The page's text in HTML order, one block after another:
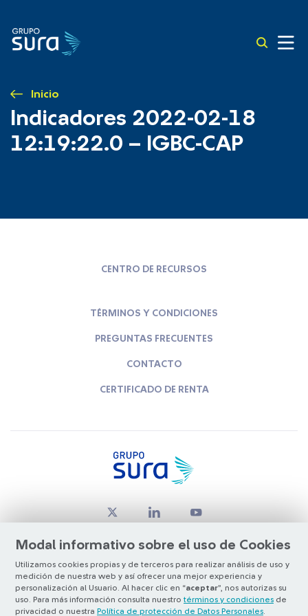
Inicio
Indicadores 2022-02-18
12:19:22.0 – IGBC-CAP
Modal informativo sobre el uso de Cookies
Utilizamos cookies propias y de terceros para realizar análisis de uso y
medición de nuestra web y así ofrecer una mejor experiencia y
personalización al Usuario. Al hacer clic en “aceptar”, nos autorizas su
uso. Para más información consulta nuestro términos y condiciones de
privacidad o nuestra Política de protección de Datos Personales
CENTRO DE RECURSOS
TÉRMINOS Y CONDICIONES
PREGUNTAS FRECUENTES
CONTACTO
CERTIFICADO DE RENTA
© Copyright Grupo SURA 2026